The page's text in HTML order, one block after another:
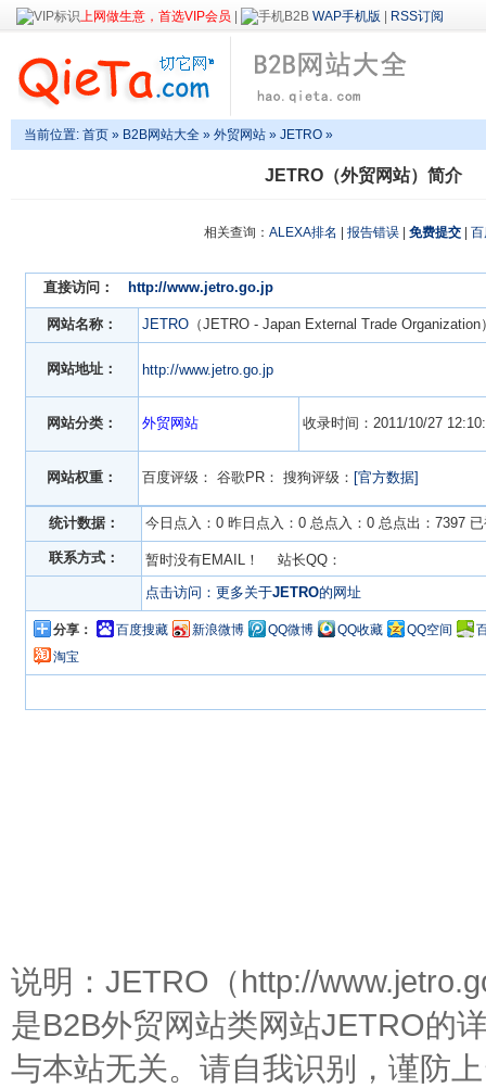
上网做生意，首选VIP会员 WAP手机版 RSS订阅
当前位置: 首页 » B2B网站大全 » 外贸网站 » JETRO »
JETRO（外贸网站）简介
相关查询： ALEXA排名 报告错误 免费提交
直接访问： http://www.jetro.go.jp
网站名称： JETRO （JETRO - Japan External Trade Organization
网站地址： http://www.jetro.go.jp
网站分类： 外贸网站 收录时间：2011/10/27
网站权重： 百度评级： 谷歌PR： 搜狗评级： [官方数据]
统计数据： 今日点入：0 昨日点入：0 总点入：0 总点出：7397
联系方式：
暂时没有EMAIL！ 站长QQ：
点击访问：更多关于JETRO的网址
分享： 百度搜藏 新浪微博 QQ微博 QQ收藏 QQ空间
淘宝
说明：JETRO（http://
是B2B外贸网站类网站JETRO的
与本站无关。请自我识别，谨防